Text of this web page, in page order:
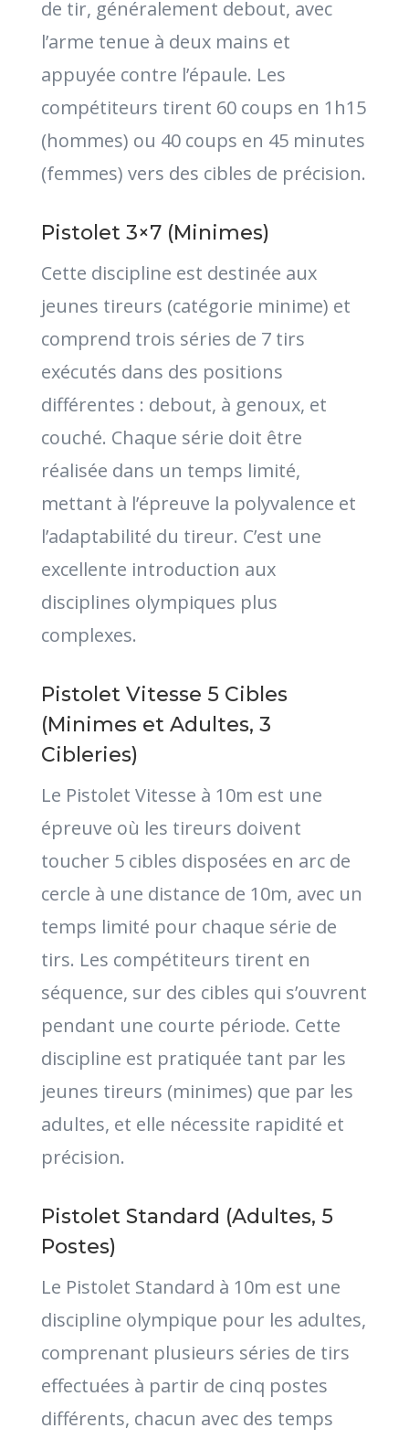
de tir, généralement debout, avec
l’arme tenue à deux mains et
appuyée contre l’épaule. Les
compétiteurs tirent 60 coups en 1h15
(hommes) ou 40 coups en 45 minutes
(femmes) vers des cibles de précision.
Pistolet 3×7 (Minimes)
Cette discipline est destinée aux
jeunes tireurs (catégorie minime) et
comprend trois séries de 7 tirs
exécutés dans des positions
différentes : debout, à genoux, et
couché. Chaque série doit être
réalisée dans un temps limité,
mettant à l’épreuve la polyvalence et
l’adaptabilité du tireur. C’est une
excellente introduction aux
disciplines olympiques plus
complexes.
Pistolet Vitesse 5 Cibles
(Minimes et Adultes, 3
Cibleries)
Le Pistolet Vitesse à 10m est une
épreuve où les tireurs doivent
toucher 5 cibles disposées en arc de
cercle à une distance de 10m, avec un
temps limité pour chaque série de
tirs. Les compétiteurs tirent en
séquence, sur des cibles qui s’ouvrent
pendant une courte période. Cette
discipline est pratiquée tant par les
jeunes tireurs (minimes) que par les
adultes, et elle nécessite rapidité et
précision.
Pistolet Standard (Adultes, 5
Postes)
Le Pistolet Standard à 10m est une
discipline olympique pour les adultes,
comprenant plusieurs séries de tirs
effectuées à partir de cinq postes
différents, chacun avec des temps